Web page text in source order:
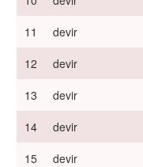
11
devir
12
devir
13
devir
14
devir
15
devir